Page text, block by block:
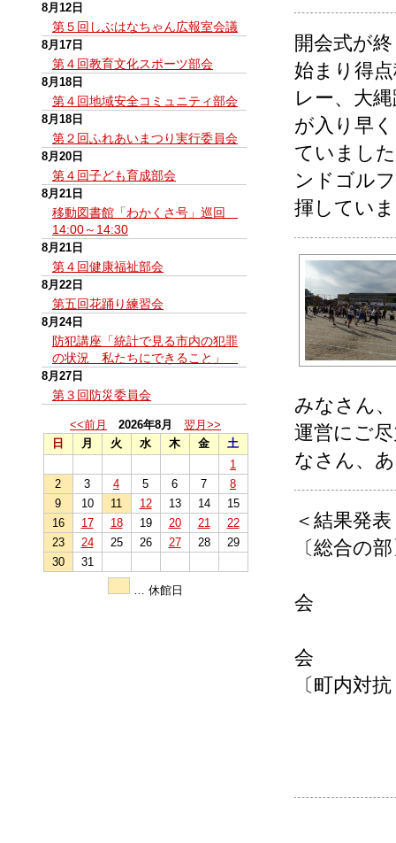
8月12日
第５回しぶはなちゃん広報室会議
8月17日
第４回教育文化スポーツ部会
8月18日
第４回地域安全コミュニティ部会
8月18日
第２回ふれあいまつり実行委員会
8月20日
第４回子ども育成部会
8月21日
移動図書館「わかくさ号」巡回
14:00～14:30
8月21日
第４回健康福祉部会
8月22日
第五回花踊り練習会
8月24日
防犯講座「統計で見る市内の犯罪
の状況 私たちにできること」
8月27日
第３回防災委員会
<<前月 2026年8月
翌月>>
日
月 火 水 木 金
土
1
2
3 4 5 6 7
8
9
10 11 12 13 14
15
16
17 18 19 20 21
22
23
24 25 26 27 28
29
30
31
… 休館日
開会式が
始まり得
レー、大
が入り早
ていまし
ンドゴル
揮してい
みなさん
運営にご
なさん、
＜結果発
〔総合の
会
会
〔町内対